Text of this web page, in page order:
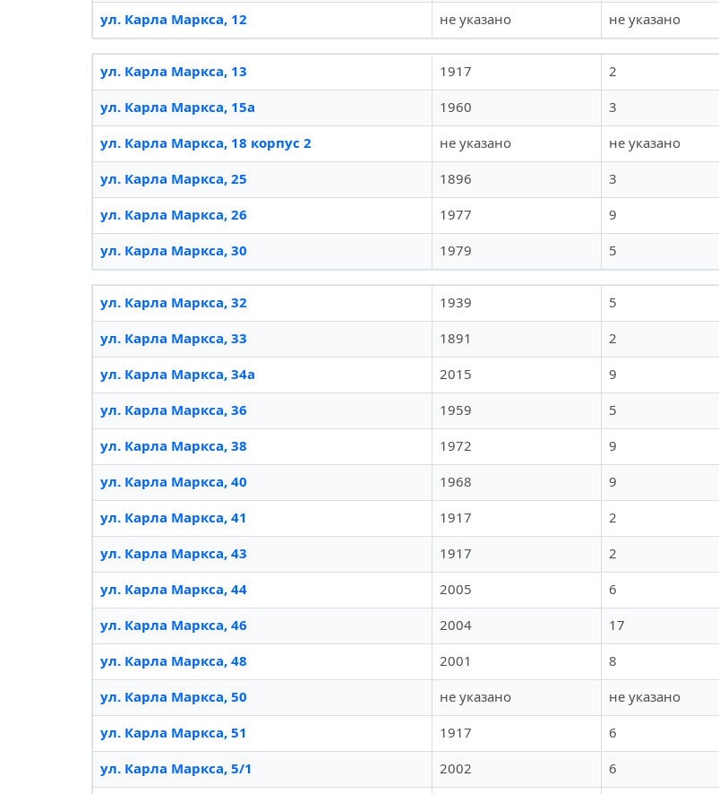
ул. Карла Маркса, 12
не указано не указано
ул. Карла Маркса, 13 1917 2
ул. Карла Маркса, 15а
1960 3
ул. Карла Маркса, 18 корпус 2
не указано не указано
ул. Карла Маркса, 25
1896 3
ул. Карла Маркса, 26
1977 9
ул. Карла Маркса, 30
1979 5
ул. Карла Маркса, 32 1939 5
ул. Карла Маркса, 33
1891 2
ул. Карла Маркса, 34а
2015 9
ул. Карла Маркса, 36
1959 5
ул. Карла Маркса, 38
1972 9
ул. Карла Маркса, 40
1968 9
ул. Карла Маркса, 41
1917 2
ул. Карла Маркса, 43
1917 2
ул. Карла Маркса, 44
2005 6
ул. Карла Маркса, 46
2004 17
ул. Карла Маркса, 48
2001 8
ул. Карла Маркса, 50
не указано не указано
ул. Карла Маркса, 51
1917 6
ул. Карла Маркса, 5/1
2002 6